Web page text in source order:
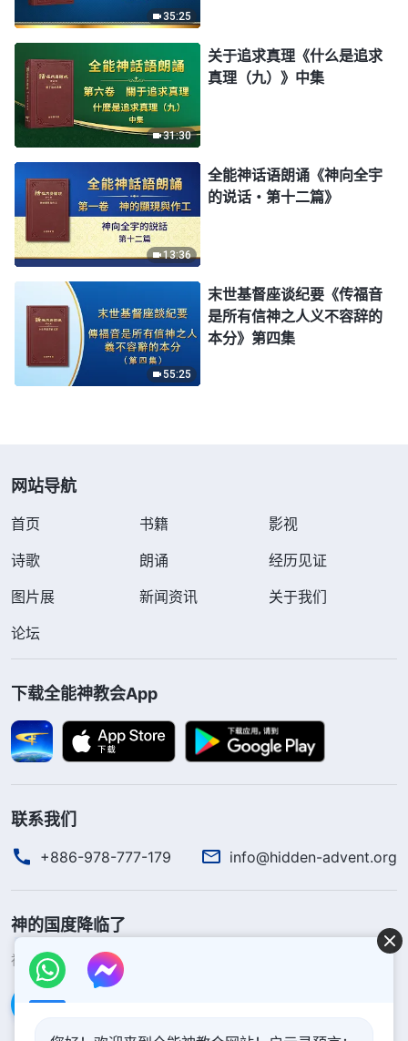
35:25
31:30
关于追求真理《什么是追求
真理（九）》中集
13:36
全能神话语朗诵《神向全宇
的说话・第十二篇》
55:25
末世基督座谈纪要《传福音
是所有信神之人义不容辞的
本分》第四集
网站导航
首页 书籍
影视
诗歌
朗诵
经历见证
图片展
新闻资讯
关于我们
论坛
下载全能神教会App
联系我们
+886-978-777-179 info@hidden-advent.org
神的国度降临了
神的国度已经降临在人间！你想进入神的国度吗？
通过Messenger联系我们